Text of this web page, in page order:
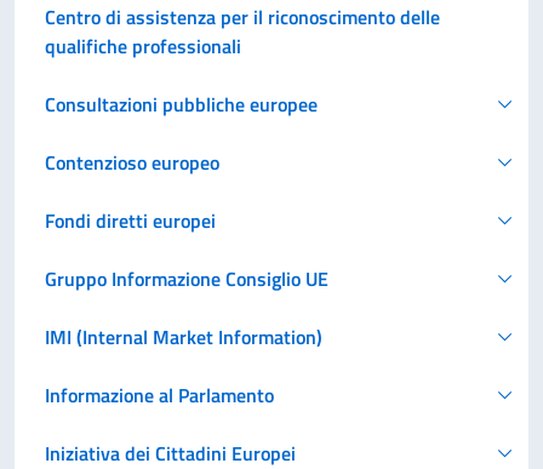
Centro di assistenza per il riconoscimento delle
qualifiche professionali
Consultazioni pubbliche europee
Contenzioso europeo
Fondi diretti europei
Gruppo Informazione Consiglio UE
IMI (Internal Market Information)
Informazione al Parlamento
Iniziativa dei Cittadini Europei